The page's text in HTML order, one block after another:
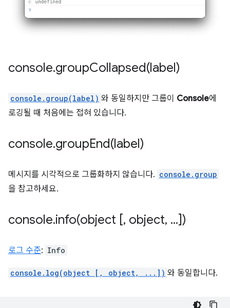
console.groupCollapsed(label)
console.group(label) 와 동일하지만 그룹이 Console에
로깅될 때 처음에는 접혀 있습니다.
console.groupEnd(label)
메시지를 시각적으로 그룹화하지 않습니다. console.group
을 참고하세요.
console.info(object [, object, ...])
로그 수준: Info
console.log(object [, object, ...]) 와 동일합니다.